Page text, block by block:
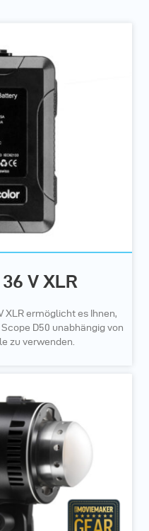
V XLR
XLR ermöglicht es Ihnen,
Scope D50 unabhängig von
zu verwenden.